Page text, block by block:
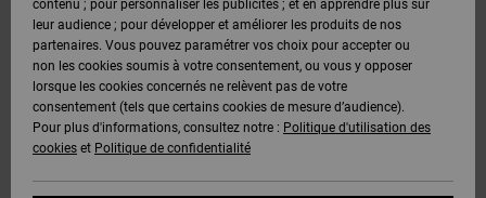
contenu ; pour personnaliser les publicités ; et en apprendre plus sur
leur audience ; pour développer et améliorer les produits de nos
partenaires. Vous pouvez paramétrer vos choix pour accepter ou
non les cookies soumis à votre consentement, ou vous y opposer
lorsque les cookies concernés ne relèvent pas de votre
consentement (tels que certains cookies de mesure d’audience).
Pour plus d'informations, consultez notre : Politique d'utilisation des
cookies et Politique de confidentialité